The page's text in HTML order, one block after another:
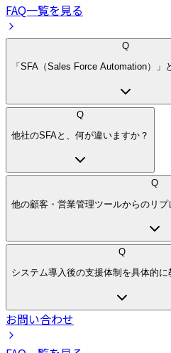
FAQ一覧を見る
Q
「SFA（Sales Force Automation）」
Q
他社のSFAと、何が違いますか？
Q
他の顧客・営業管理ツールからのリ
Q
システム導入後の支援体制を具体的に
お問い合わせ